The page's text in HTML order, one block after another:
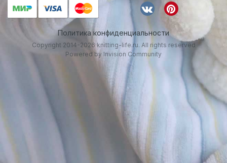
Политика конфиденциальности
Copyright 2014-2026 knitting-life.ru. All rights reserved
Powered by Invision Community